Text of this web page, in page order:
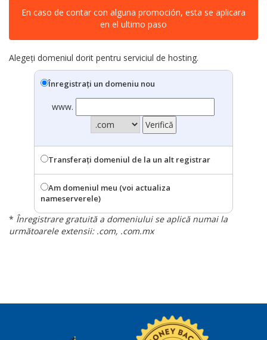
En caso de contar con alguna promoción, esta se aplicara
en el ultimo paso
Alegeți domeniul dorit pentru serviciul de hosting.
Înregistrați un domeniu nou
www.
Transferați domeniul de la un alt registrar
Am domeniul meu (voi actualiza
nameserverele)
* Înregistrare gratuită a domeniului se aplică numai la
următoarele extensii: .com, .com.mx